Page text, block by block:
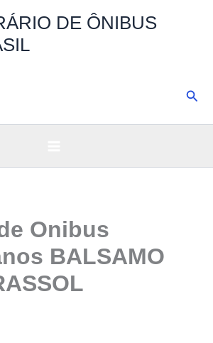
DE ÔNIBUS
Onibus
BALSAMO